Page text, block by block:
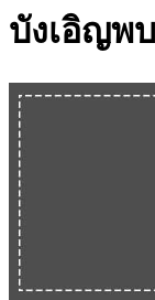
บังเอิญพ